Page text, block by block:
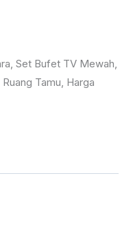
Set Bufet TV Mewah,
Tamu, Harga